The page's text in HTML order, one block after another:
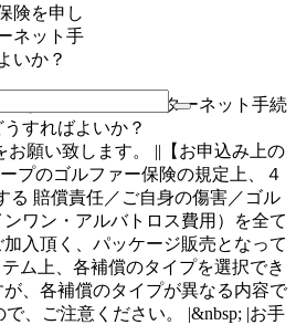
険を申し
ネット手
いか？
し込みたい。インターネット手続
うすればよいか？
願い致します。 ||【お申込み上の
プのゴルファー保険の規定上、４
る 賠償責任／ご自身の傷害／ゴル
ワン・アルバトロス費用）を全て
入頂く、パッケージ販売となって
ム上、各補償のタイプを選択でき
、各補償のタイプが異なる内容で
、ご注意ください。 |&nbsp; |お手